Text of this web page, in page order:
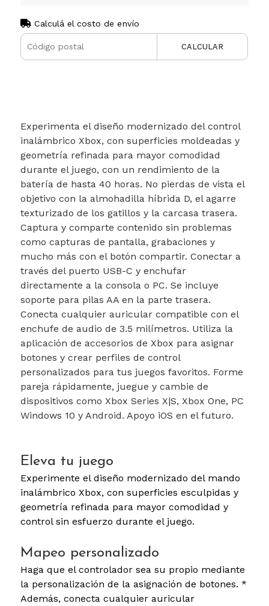
Calculá el costo de envío
CALCULAR
Experimenta el diseño modernizado del control
inalámbrico Xbox, con superficies moldeadas y
geometría refinada para mayor comodidad
durante el juego, con un rendimiento de la
batería de hasta 40 horas. No pierdas de vista el
objetivo con la almohadilla híbrida D, el agarre
texturizado de los gatillos y la carcasa trasera.
Captura y comparte contenido sin problemas
como capturas de pantalla, grabaciones y
mucho más con el botón compartir. Conectar a
través del puerto USB-C y enchufar
directamente a la consola o PC. Se incluye
soporte para pilas AA en la parte trasera.
Conecta cualquier auricular compatible con el
enchufe de audio de 3.5 milímetros. Utiliza la
aplicación de accesorios de Xbox para asignar
botones y crear perfiles de control
personalizados para tus juegos favoritos. Forme
pareja rápidamente, juegue y cambie de
dispositivos como Xbox Series X|S, Xbox One, PC
Windows 10 y Android. Apoyo iOS en el futuro.
Eleva tu juego
Experimente el diseño modernizado del mando
inalámbrico Xbox, con superficies esculpidas y
geometría refinada para mayor comodidad y
control sin esfuerzo durante el juego.
Mapeo personalizado
Haga que el controlador sea su propio mediante
la personalización de la asignación de botones. *
Además, conecta cualquier auricular